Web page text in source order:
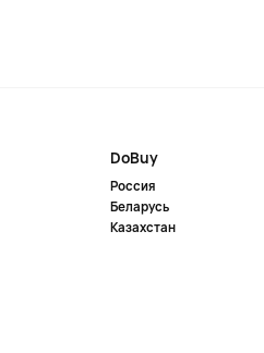
DoBuy
Россия
Беларусь
Казахстан